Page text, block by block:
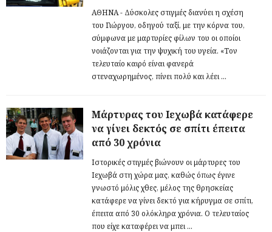
ΑΘΗΝΑ - Δύσκολες στιγμές διανύει η σχέση
του Γιώργου, οδηγού ταξί, με την κόρνα του,
σύμφωνα με μαρτυρίες φίλων του οι οποίοι
νοιάζονται για την ψυχική του υγεία. «Τον
τελευταίο καιρό είναι φανερά
στεναχωρημένος, πίνει πολύ και λέει ...
Μάρτυρας του Ιεχωβά κατάφερε
να γίνει δεκτός σε σπίτι έπειτα
από 30 χρόνια
Ιστορικές στιγμές βιώνουν οι μάρτυρες του
Ιεχωβά στη χώρα μας, καθώς όπως έγινε
γνωστό μόλις χθες, μέλος της θρησκείας
κατάφερε να γίνει δεκτό για κήρυγμα σε σπίτι,
έπειτα από 30 ολόκληρα χρόνια. Ο τελευταίος
που είχε καταφέρει να μπει ...